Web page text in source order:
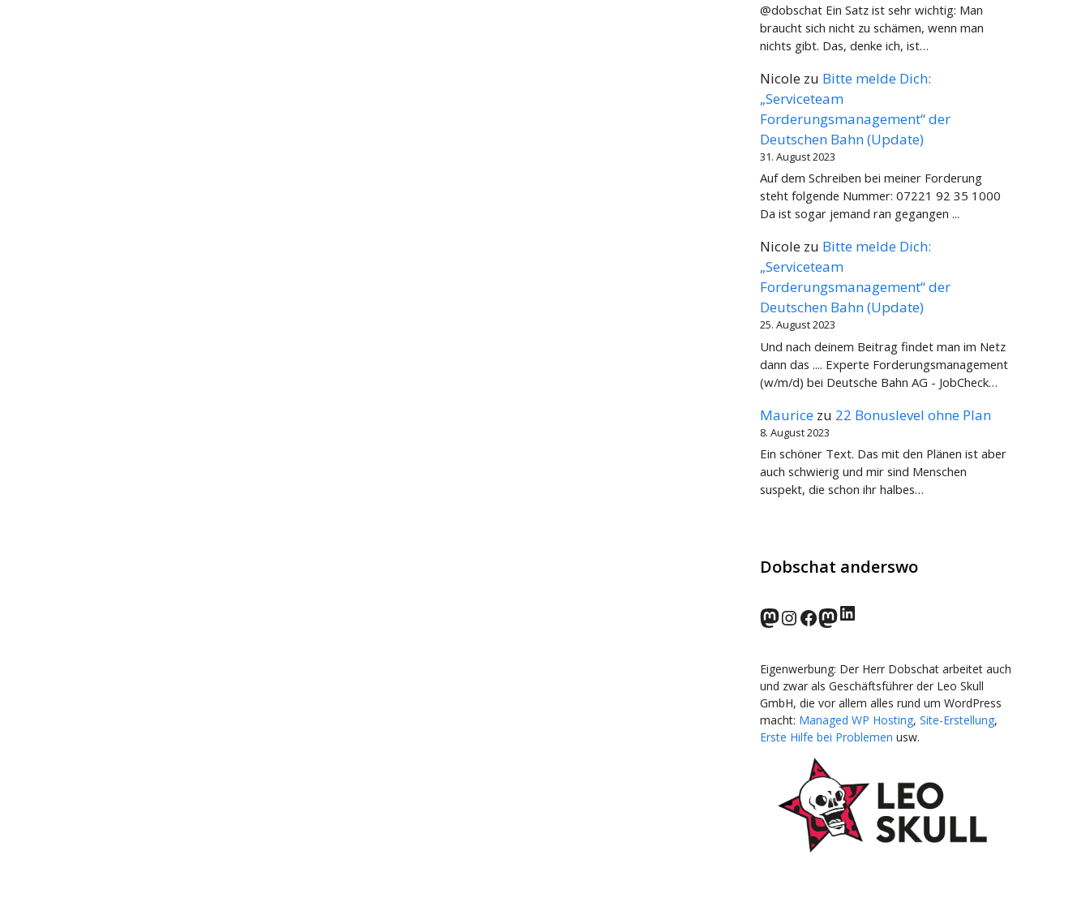
@dobschat Ein Satz ist sehr wichtig: Man
braucht sich nicht zu schämen, wenn man
nichts gibt. Das, denke ich, ist…
Nicole zu Bitte melde Dich:
„Serviceteam
Forderungsmanagement“ der
Deutschen Bahn (Update)
31. August 2023
Auf dem Schreiben bei meiner Forderung
steht folgende Nummer: 07221 92 35 1000
Da ist sogar jemand ran gegangen ...
Nicole zu Bitte melde Dich:
„Serviceteam
Forderungsmanagement“ der
Deutschen Bahn (Update)
25. August 2023
Und nach deinem Beitrag findet man im Netz
dann das .... Experte Forderungsmanagement
(w/m/d) bei Deutsche Bahn AG - JobCheck…
Maurice zu 22 Bonuslevel ohne Plan
8. August 2023
Ein schöner Text. Das mit den Plänen ist aber
auch schwierig und mir sind Menschen
suspekt, die schon ihr halbes…
Dobschat anderswo
norden.social
Instagram
Facebook
wp-punks.social
LinkedIn
Eigenwerbung: Der Herr Dobschat arbeitet auch
und zwar als Geschäftsführer der Leo Skull
GmbH, die vor allem alles rund um WordPress
macht: Managed WP Hosting, Site-Erstellung,
Erste Hilfe bei Problemen usw.